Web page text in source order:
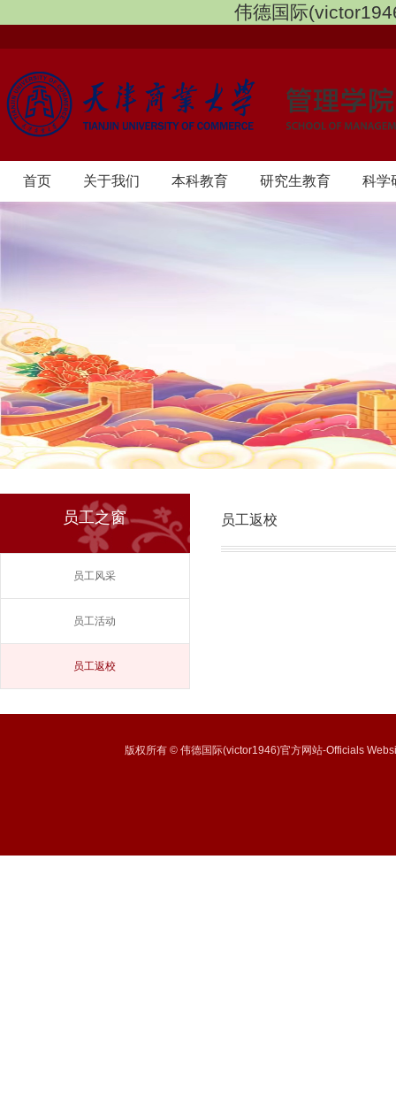
伟德国际
首页 ​关于我们 本科教育 研究生教育 科学
员工之窗
员工风采
员工活动
员工返校
员工返校
版权所有 © 伟德国际(victor1946)官方网站-Officials